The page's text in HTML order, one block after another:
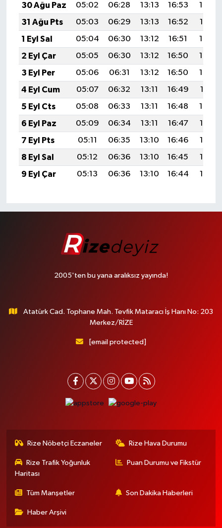
30 Ağu Paz
05:02 06:28 13:13 16:53
19:48
31 Ağu Pts
05:03 06:29 13:13 16:52
19:47
1 Eyl Sal
05:04 06:30 13:12 16:51
19:45
2 Eyl Çar
05:05 06:30 13:12 16:50
19:44
3 Eyl Per
05:06 06:31 13:12 16:50
19:42
4 Eyl Cum
05:07 06:32 13:11 16:49
19:41
5 Eyl Cts
05:08 06:33 13:11 16:48
19:39
6 Eyl Paz
05:09 06:34 13:11 16:47
19:38
7 Eyl Pts
05:11 06:35 13:10 16:46
19:36
8 Eyl Sal
05:12 06:36 13:10 16:45
19:35
9 Eyl Çar
05:13 06:36 13:10 16:44 19:33
2005'ten bu yana aralıksız yayında!
Atatürk Cad. Tophane Mah. Tevfik Mataracı İş Hanı No: 203
Merkez/RİZE
[email protected]
Rize Nöbetçi Eczaneler Rize Hava Durumu
Rize Trafik Yoğunluk
Haritası
Puan Durumu ve Fikstür
Tüm Manşetler Son Dakika Haberleri
Haber Arşivi